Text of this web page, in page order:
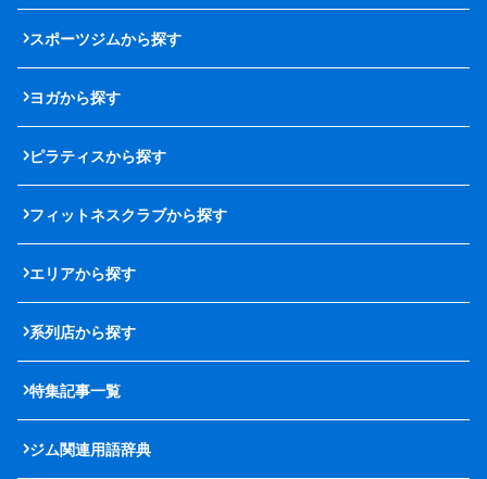
スポーツジムから探す
ヨガから探す
ピラティスから探す
フィットネスクラブから探す
エリアから探す
系列店から探す
特集記事一覧
ジム関連用語辞典